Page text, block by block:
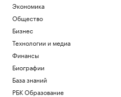
Экономика
Общество
Бизнес
Технологии и медиа
Финансы
Биографии
База знаний
РБК Образование